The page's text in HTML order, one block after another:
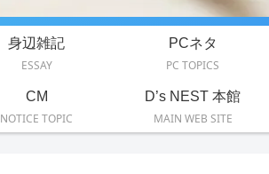
身辺雑記
ESSAY
PCネタ
PC TOPICS
CM
NOTICE TOPIC
D’s NEST 本館
MAIN WEB SITE